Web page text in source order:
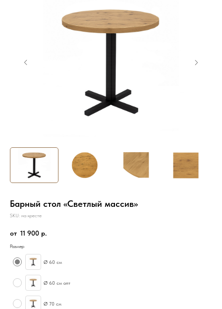
Барный стол «Светлый массив»
SKU: на кресте
11 900 р.
Размер
Ø 60 см
Ø 60 см опт
Ø 70 см